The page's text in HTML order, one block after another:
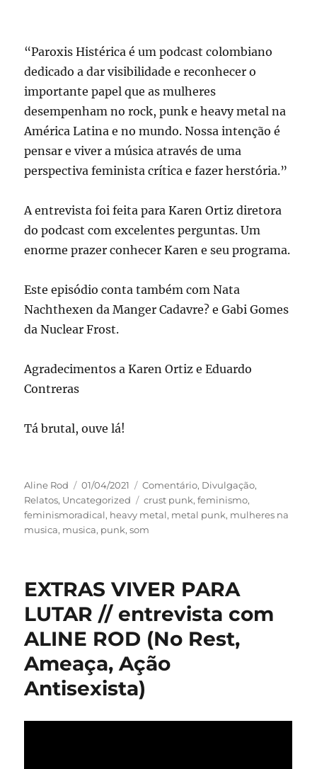
“Paroxis Histérica é um podcast colombiano
dedicado a dar visibilidade e reconhecer o
importante papel que as mulheres
desempenham no rock, punk e heavy metal na
América Latina e no mundo. Nossa intenção é
pensar e viver a música através de uma
perspectiva feminista crítica e fazer herstória.”
A entrevista foi feita para Karen Ortiz diretora
do podcast com excelentes perguntas. Um
enorme prazer conhecer Karen e seu programa.
Este episódio conta também com Nata
Nachthexen da Manger Cadavre? e Gabi Gomes
da Nuclear Frost.
Agradecimentos a Karen Ortiz e Eduardo
Contreras
Tá brutal, ouve lá!
Autor
Aline Rod
Publicado
em
01/04/2021 Categorias
Comentário, Divulgação,
Relatos, Uncategorized Tags
crust punk,feminismo,
feminismoradical, heavy metal, metal punk, mulheres na
musica, musica, punk,som
EXTRAS VIVER PARA
LUTAR // entrevista com
ALINE ROD (No Rest,
Ameaça, Ação
Antisexista)